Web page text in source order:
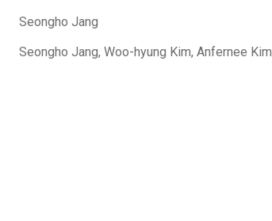
Seongho Jang
Seongho Jang, Woo-hyung Kim, Anfernee Kim